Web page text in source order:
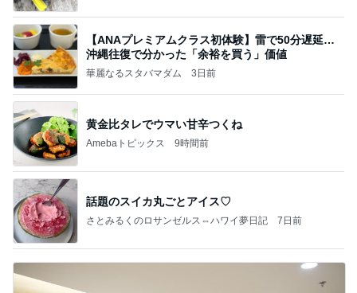
【ANAプレミアムクラス初体験】雷で50分遅延…
沖縄往復で分かった「余裕を買う」価値
華麗なるスタバマダム 3日前
黄金比タレでウマい甘辛つくね
Amebaトピックス 9時間前
話題のスイカ丸ごとアイス♡
さとみるくのロサンゼルス⇔ハワイ夢日記 7日前